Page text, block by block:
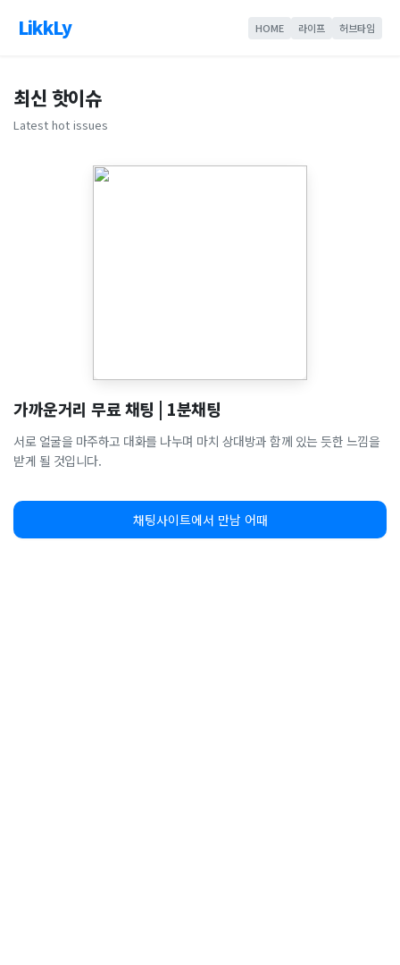
LikkLy HOME 라이프 허브타임
최신 핫이슈
Latest hot issues
가까운거리 무료 채팅 | 1분채팅
서로 얼굴을 마주하고 대화를 나누며 마치 상대방과 함께 있는 듯한 느낌을
받게 될 것입니다.
채팅사이트에서 만남 어때